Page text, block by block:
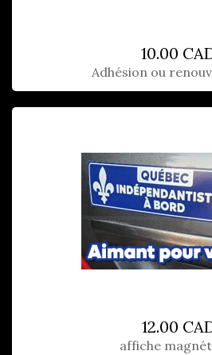
10.00
Adhésion ou
12.00
affiche